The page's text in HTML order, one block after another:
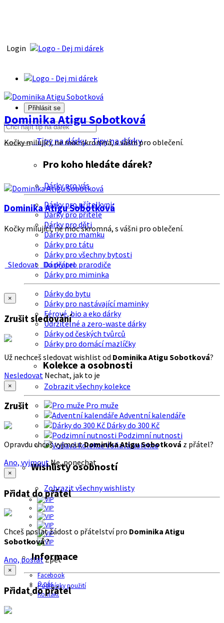
Login
Přihlásit se
Tipy na dárkyTipy na dárky
Pro koho hledáte dárek?
Dárky pro vás
Dárky pro přítelkyni
Dárky pro přítele
Dárky pro děti
Dárky pro mamku
Dárky pro tátu
Dárky pro všechny bytosti
Dárky pro prarodiče
Dárky pro miminka
Dárky do bytu
Dárky pro nastávající maminky
Férové, bio a eko dárky
Udržitelné a zero-waste dárky
Dárky od českých tvůrců
Dárky pro domácí mazlíčky
Kolekce a osobnosti
Zobrazit všechny kolekce
Pro muže
Adventní kalendáře
Dárky do 300 Kč
Podzimní nutnosti
Voňavá kolekce
Wishlisty osobností
Zobrazit všechny wishlisty
Informace
Facebook
O nás
Podmínky použití
Kontakt
Dominika Atigu Sobotková
Kočky milující, ne moc skromná, s vášni pro oblečení.
Dominika Atigu Sobotková
Kočky milující, ne moc skromná, s vášni pro oblečení.
Sledovat Do přátel
×
Zrušit sledování
Už nechceš sledovat wishlist od Dominika Atigu Sobotková?
Nesledovat Nechat, jak to je
×
Zrušit
Opravdu chceš vyjmoutDominika Atigu Sobotková z přátel?
Ano, vyjmout Ne, ponechat
×
Přidat do přátel
Chceš poslat žádost o přátelství pro Dominika Atigu
Sobotková?
Ano, poslatZpět
×
Přidat do přátel